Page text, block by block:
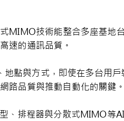
MIMO技術能整合多座基地
速的通訊品質。
點與方式，即使在多台用
路品質與推動自動化的關鍵。
、排程器與分散式MIMO等